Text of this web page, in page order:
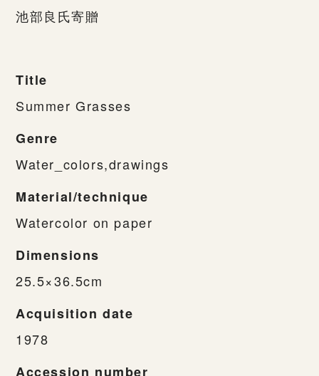
池部良氏寄贈
Title
Summer Grasses
Genre
Water_colors,drawings
Material/technique
Watercolor on paper
Dimensions
25.5×36.5cm
Acquisition date
1978
Accession number